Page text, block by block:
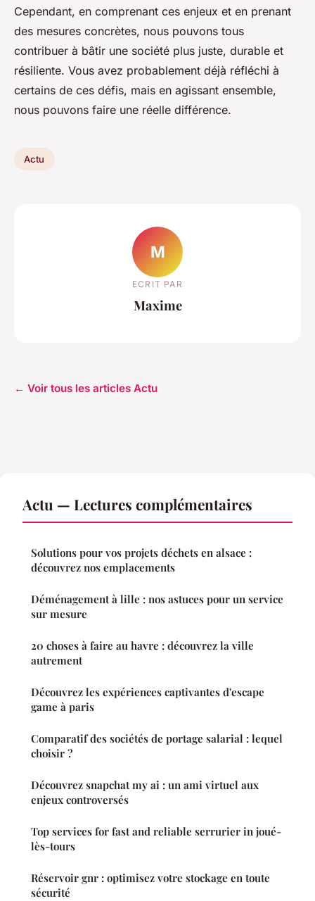
Cependant, en comprenant ces enjeux et en prenant
des mesures concrètes, nous pouvons tous
contribuer à bâtir une société plus juste, durable et
résiliente. Vous avez probablement déjà réfléchi à
certains de ces défis, mais en agissant ensemble,
nous pouvons faire une réelle différence.
Actu
M
ECRIT PAR
Maxime
← Voir tous les articles Actu
Actu — Lectures complémentaires
Solutions pour vos projets déchets en alsace :
découvrez nos emplacements
Déménagement à lille : nos astuces pour un service
sur mesure
20 choses à faire au havre : découvrez la ville
autrement
Découvrez les expériences captivantes d'escape
game à paris
Comparatif des sociétés de portage salarial : lequel
choisir ?
Découvrez snapchat my ai : un ami virtuel aux
enjeux controversés
Top services for fast and reliable serrurier in joué-
lès-tours
Réservoir gnr : optimisez votre stockage en toute
sécurité